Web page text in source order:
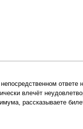
влечёт
рассказываете